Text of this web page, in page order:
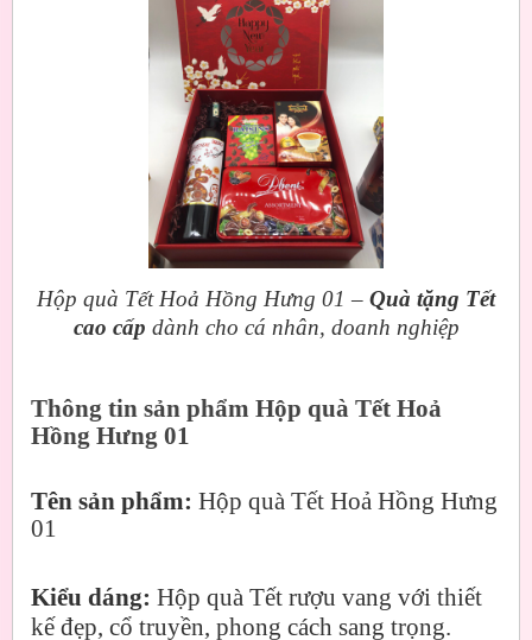
Hộp quà Tết Hoả Hồng Hưng 01 – Quà tặng Tết
cao cấp dành cho cá nhân, doanh nghiệp
Thông tin sản phẩm Hộp quà Tết Hoả
Hồng Hưng 01
Tên sản phẩm: Hộp quà Tết Hoả Hồng Hưng
01
Kiểu dáng: Hộp quà Tết rượu vang với thiết
kế đẹp, cổ truyền, phong cách sang trọng.